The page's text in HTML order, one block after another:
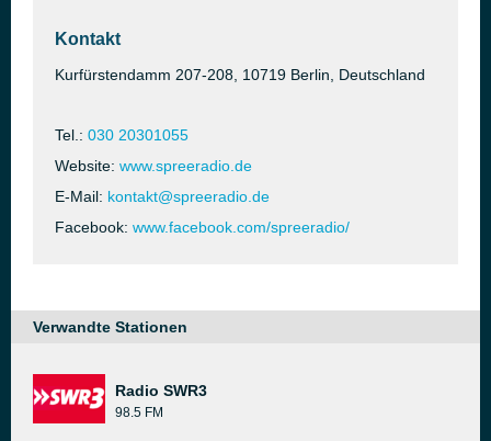
Kontakt
Kurfürstendamm 207-208, 10719 Berlin, Deutschland
Tel.: 030 20301055
Website: www.spreeradio.de
E-Mail: kontakt@spreeradio.de
Facebook: www.facebook.com/spreeradio/
Verwandte Stationen
Radio SWR3
98.5 FM